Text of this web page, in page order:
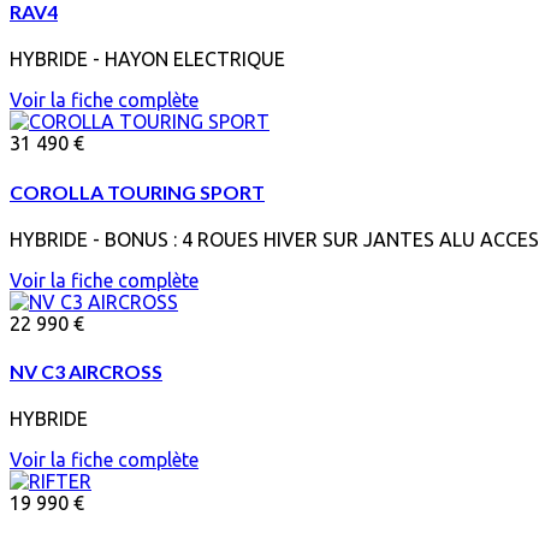
RAV4
HYBRIDE - HAYON ELECTRIQUE
Voir la fiche complète
31 490 €
COROLLA TOURING SPORT
HYBRIDE - BONUS : 4 ROUES HIVER SUR JANTES ALU
Voir la fiche complète
22 990 €
NV C3 AIRCROSS
HYBRIDE
Voir la fiche complète
19 990 €